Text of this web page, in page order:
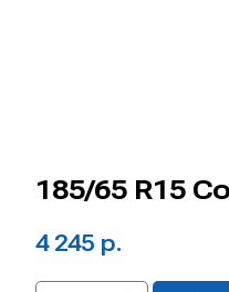
185/65 R15
4 245 р.